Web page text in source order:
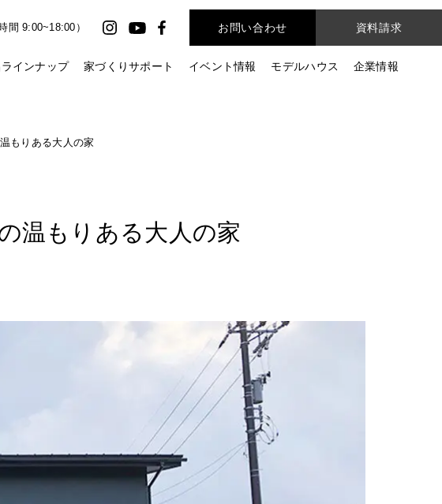
お問い合わせ 資料請求
間 9:00~18:00）
インナップ 家づくりサポート イベント情報 モデルハウス 企業情報
もりある大人の家
温もりある​大人の​家